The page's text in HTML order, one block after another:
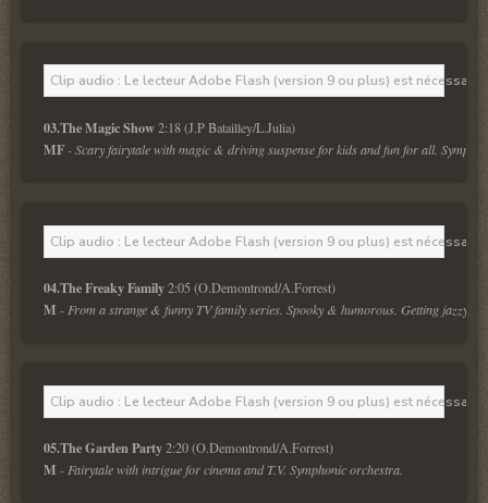
Clip audio : Le lecteur Adobe Flash (version 9 ou plus) est
03.The Magic Show 2:18 (J.P Batailley/L.Julia)
MF - Scary fairytale with magic & driving suspense for kids and fun for all.
Clip audio : Le lecteur Adobe Flash (version 9 ou plus) est
04.The Freaky Family 2:05 (O.Demontrond/A.Forrest)
M - From a strange & funny TV family series. Spooky & humorous. Getting jazzy at
Clip audio : Le lecteur Adobe Flash (version 9 ou plus) est
05.The Garden Party 2:20 (O.Demontrond/A.Forrest)
M - Fairytale with intrigue for cinema and T.V. Symphonic orchestra.